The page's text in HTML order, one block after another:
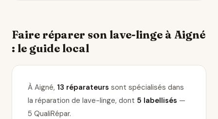
Faire réparer son lave-linge à Aigné
: le guide local
À Aigné, 13 réparateurs sont spécialisés dans
la réparation de lave-linge, dont 5 labellisés —
5 QualiRépar.